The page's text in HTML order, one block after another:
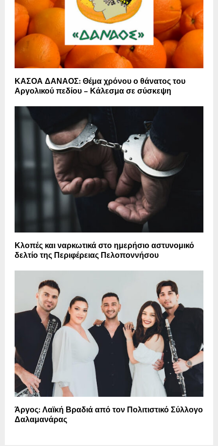
ΚΑΣΟΑ ΔΑΝΑΟΣ: Θέμα χρόνου ο θάνατος του
Αργολικού πεδίου – Κάλεσμα σε σύσκεψη
Κλοπές και ναρκωτικά στο ημερήσιο αστυνομικό
δελτίο της Περιφέρειας Πελοποννήσου
Άργος: Λαϊκή Βραδιά από τον Πολιτιστικό Σύλλογο
Δαλαμανάρας